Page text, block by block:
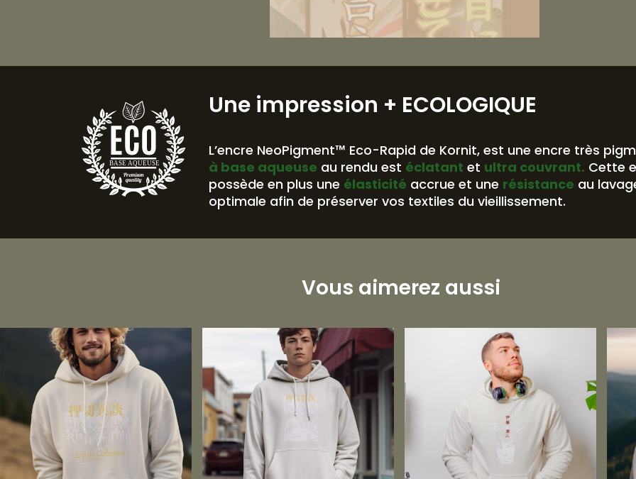
BASE AQUEUSE
Une impression + ECOLOGIQUE
L’encre NeoPigment™ Eco-Rapid de Kornit, est une encre très
à base aqueuse au rendu est éclatant et ultra couvrant. Cette
possède en plus une élasticité accrue et une résistance au
optimale afin de préserver vos textiles du vieillissement.
Vous aimerez aussi